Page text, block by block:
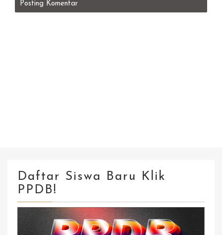
Posting Komentar
Daftar Siswa Baru Klik
PPDB!